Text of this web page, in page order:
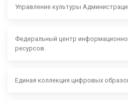
Управление культуры
Федеральный центр
ресурсов.
Единая коллекция цифровых